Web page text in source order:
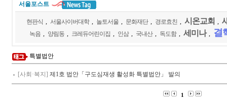
서울포스트
현판식 서울사이버대학 놀토서울 문화재단 경로효친 시온교회
녹음 양림동 크레듀어린이집 인삼 국내산 독도함 세미나 결
특별법안
[사회·복지] 제1호 법안「구도심재생 활성화 특별법안」 발의
1